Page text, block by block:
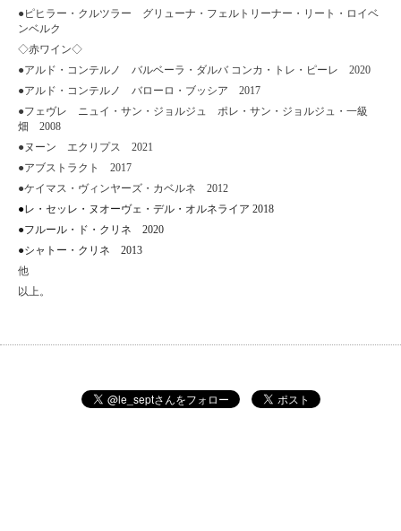
●ピヒラー・クルツラー グリューナ・フェルトリーナー ・リート・ロイベ
ンベルク
◇赤ワイン◇
●アルド・コンテルノ バルベーラ・ダルバ コンカ・トレ・ピーレ 2020
●アルド・コンテルノ バローロ・ブッシア 2017
●フェヴレ ニュイ・サン・ジョルジュ ポレ・サン・ジョルジュ・一級
畑 2008
●ヌーン エクリプス 2021
●アブストラクト 2017
●ケイマス・ヴィンヤーズ・カベルネ 2012
●レ・セッレ・ヌオーヴェ・デル・オルネライア 2018
●フルール・ド・クリネ 2020
●シャトー・クリネ 2013
他
以上。